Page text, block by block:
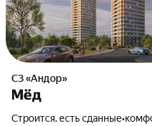
СЗ «Андор»
Мёд
Строится, есть сданные•